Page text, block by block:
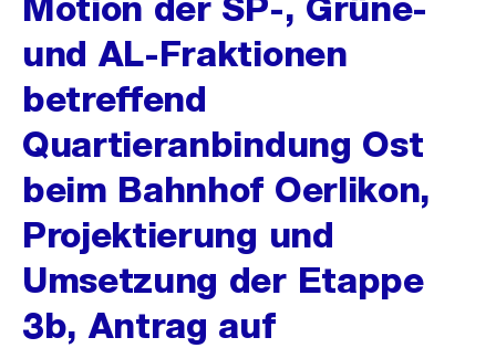
Motion der SP-, Grüne-
und AL-Fraktionen
betreffend
Quartieranbindung Ost
beim Bahnhof Oerlikon,
Projektierung und
Umsetzung der Etappe
3b, Antrag auf